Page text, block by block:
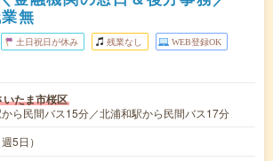
無
土日祝日が休み 残業なし WEB登録OK
いたま市桜区
ら民間バス15分／北浦和駅から民間バス17分
5日）